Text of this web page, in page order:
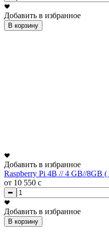
Добавить в избранное
В корзину
Добавить в избранное
Raspberry Pi 4B // 4 GB//8GB
от 10 550 c
Добавить в избранное
В корзину